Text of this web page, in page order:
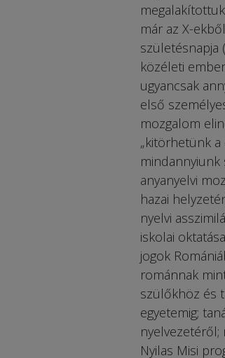
már az X-
születésnapja
közéleti
ugyancsak
első
mozgalom
„kitörhetünk
anyanyelvi
hazai
nyelvi
iskolai
jogok
románnak
szülőkhöz és
egyetemig;
nyelvezetéről;
Nyilas Misi